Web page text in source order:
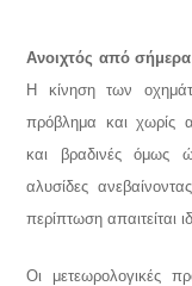
Ανοιχτός από
Η κίνηση των
πρόβλημα και χωρίς
και βραδινές όμως
αλυσίδες
περίπτωση απαιτείται
Οι μετεωρολογικές